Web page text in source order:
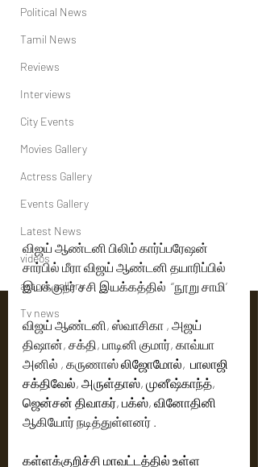
Political News
Tamil News
Reviews
Interviews
City Events
Movies Gallery
Actress Gallery
Events Gallery
Latest News
videos
actors gallery
Tv news
விஜய் ஆண்டனி பிலிம் கார்ப்பரேஷன்
சார்பில் மீரா விஜய் ஆண்டனி தயாரிப்பில்
இயக்குநர் சசி இயக்கத்தில்  ‘‘நூறு சாமி’
விஜய் ஆண்டனி, ஸ்வாசிகா , அஜய்
திஷான், சக்தி, பாடினி குமார், காவ்யா
அனில் , கருணாஸ் லிஜோமோல்,  பாலாஜி
சக்திவேல், அருள்தாஸ், முனீஷ்காந்த்,
ஜென்சன் திவாகர், பக்ஸ், வினோதினி
ஆகியோர் நடித்துள்ளனர் .
கள்ளக்குறிச்சி மாவட்டத்தில் உள்ள